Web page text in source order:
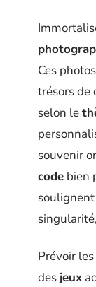
Ces
trésors de
selon le
souvenir
code bien
soulignent
Prévoir
des jeux